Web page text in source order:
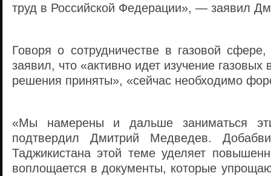
труд в Российской Федерации», — заявил
Говоря о сотрудничестве в газовой
заявил, что «активно идет изучение газовых
решения приняты», «сейчас необходимо
«Мы намерены и дальше заниматься
подтвердил Дмитрий Медведев.
Таджикистана этой теме уделяет
воплощается в документы, которые